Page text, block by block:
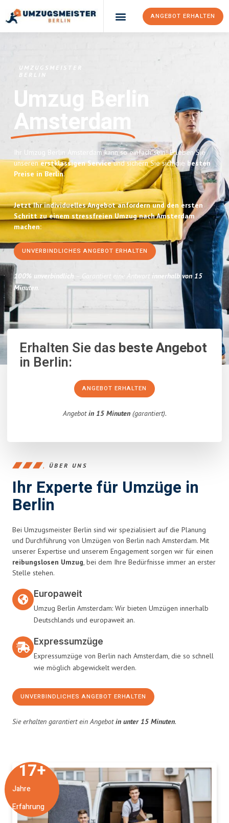
ANGEBOT ERHALTEN
UMZUGSMEISTER
BERLIN
Umzug Berlin
Amsterdam
Ihr Umzug Berlin Amsterdam kann so einfach sein! Erleben Sie
unserenerstklassigen Serviceund sichern Sie sich die besten
Preise in Berlin.
Jetzt Ihr individuelles Angebot anfordern und den ersten
Schritt zu einem stressfreien Umzug nach Amsterdam
machen:
UNVERBINDLICHES ANGEBOT ERHALTEN
100% unverbindlich – Garantiert eine Antwort innerhalb von 15
Minuten.
Erhalten Sie dasbeste Angebot
in Berlin:
ANGEBOT ERHALTEN
Angebotin 15 Minuten(garantiert).
Jahre
Erfahrung
17+
ÜBER UNS
Ihr Experte für Umzüge in
Berlin
Bei Umzugsmeister Berlin sind wir spezialisiert auf die Planung
und Durchführung von Umzügen von Berlin nach Amsterdam. Mit
unserer Expertise und unserem Engagement sorgen wir für einen
reibungslosen Umzug, bei dem Ihre Bedürfnisse immer an erster
Stelle stehen.
Europaweit
Umzug Berlin Amsterdam: Wir bieten Umzügen innerhalb
Deutschlands und europaweit an.
Expressumzüge
Expressumzüge von Berlin nach Amsterdam, die so schnell
wie möglich abgewickelt werden.
UNVERBINDLICHES ANGEBOT ERHALTEN
Sie erhalten garantiert ein Angebotin unter 15 Minuten.